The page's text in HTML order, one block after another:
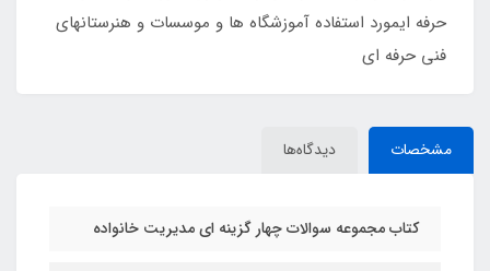
حرفه ایمورد استفاده آموزشگاه ها و موسسات و هنرستانهای
فنی حرفه ای
مشخصات دیدگاه‌ها
کتاب مجموعه سوالات چهار گزینه ای مدیریت خانواده